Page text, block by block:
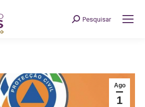
Search:
Pesquisar
Ago
1